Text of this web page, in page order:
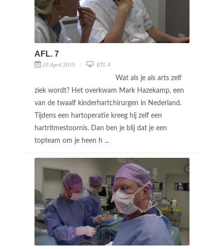
AFL. 7
10 April 2019 RTL 4
Wat als je als arts zelf
ziek wordt? Het overkwam Mark Hazekamp, een
van de twaalf kinderhartchirurgen in Nederland.
Tijdens een hartoperatie kreeg hij zelf een
hartritmestoornis. Dan ben je blij dat je een
topteam om je heen h ...